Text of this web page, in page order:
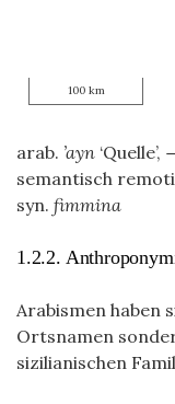
100 km
arab. ’ayn
semantisch
syn. fimmina
1.2.2.
Arabismen haben
Ortsnamen
sizilianischen